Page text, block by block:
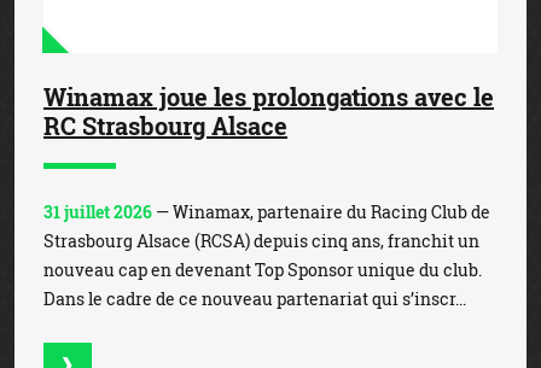
Winamax joue les prolongations avec le
RC Strasbourg Alsace
31 juillet 2026 — Winamax, partenaire du Racing Club de
Strasbourg Alsace (RCSA) depuis cinq ans, franchit un
nouveau cap en devenant Top Sponsor unique du club.
Dans le cadre de ce nouveau partenariat qui s’inscr...